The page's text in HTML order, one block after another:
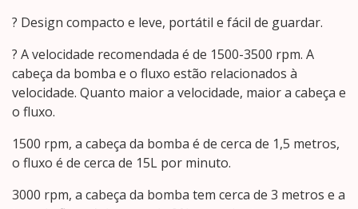
? Design compacto e leve, portátil e fácil de guardar.
? A velocidade recomendada é de 1500-3500 rpm. A
cabeça da bomba e o fluxo estão relacionados à
velocidade. Quanto maior a velocidade, maior a cabeça e
o fluxo.
1500 rpm, a cabeça da bomba é de cerca de 1,5 metros,
o fluxo é de cerca de 15L por minuto.
3000 rpm, a cabeça da bomba tem cerca de 3 metros e a